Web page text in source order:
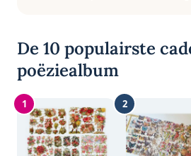
De 10 populairste
poëziealbum
1 2